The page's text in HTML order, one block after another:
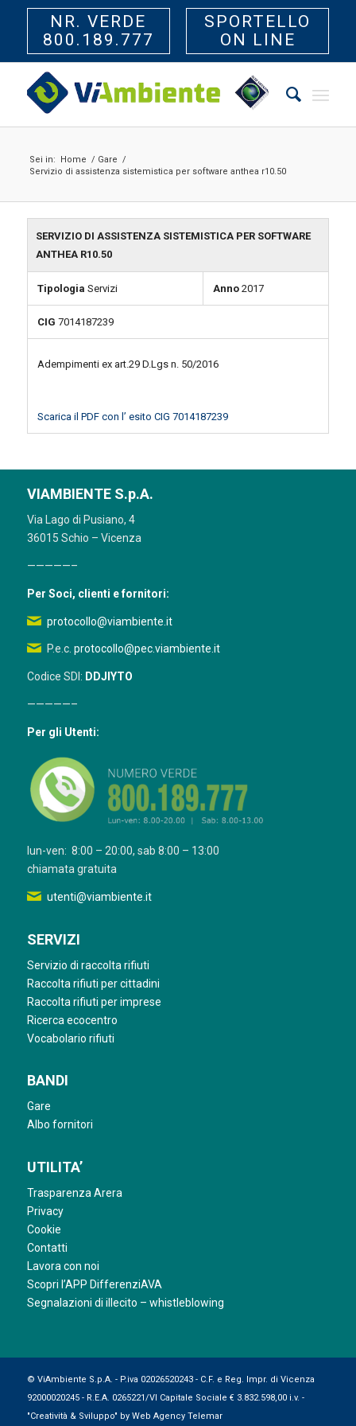
NR. VERDE
800.189.777
SPORTELLO
ON LINE
Sei in: Home / Gare /
Servizio di assistenza sistemistica per software anthea r10.50
SERVIZIO DI ASSISTENZA SISTEMISTICA PER SOFTWARE
ANTHEA R10.50
Tipologia Servizi Anno2017
CIG 7014187239
Adempimenti ex art.29 D.Lgs n. 50/2016
Scarica il PDF con l’ esito CIG 7014187239
VIAMBIENTE S.p.A.
Via Lago di Pusiano, 4
36015 Schio – Vicenza
—————–
Per Soci, clienti e fornitori:
protocollo@viambiente.it
P.e.c. protocollo@pec.viambiente.it
Codice SDI: DDJIYTO
—————–
Per gli Utenti:
lun-ven: 8:00 – 20:00, sab 8:00 – 13:00
chiamata gratuita
utenti@viambiente.it
SERVIZI
Servizio di raccolta rifiuti
Raccolta rifiuti per cittadini
Raccolta rifiuti per imprese
Ricerca ecocentro
Vocabolario rifiuti
BANDI
Gare
Albo fornitori
UTILITA’
Trasparenza Arera
Privacy
Cookie
Contatti
Lavora con noi
Scopri l’APP DifferenziAVA
Segnalazioni di illecito – whistleblowing
© ViAmbiente S.p.A. - P.iva 02026520243 - C.F. e Reg. Impr. di Vicenza
92000020245 - R.E.A. 0265221/VI Capitale Sociale € 3.832.598,00 i.v. -
"Creatività & Sviluppo" by Web Agency Telemar